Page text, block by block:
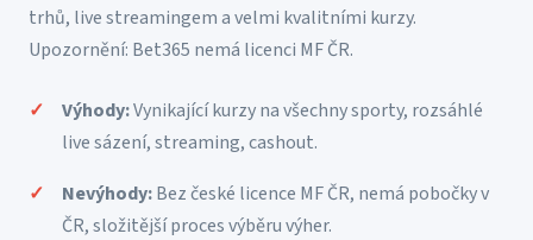
trhů, live streamingem a velmi kvalitními kurzy.
Upozornění: Bet365 nemá licenci MF ČR.
Výhody:Vynikající kurzy na všechny sporty, rozsáhlé
live sázení, streaming, cashout.
Nevýhody:Bez české licence MF ČR, nemá pobočky v
ČR, složitější proces výběru výher.